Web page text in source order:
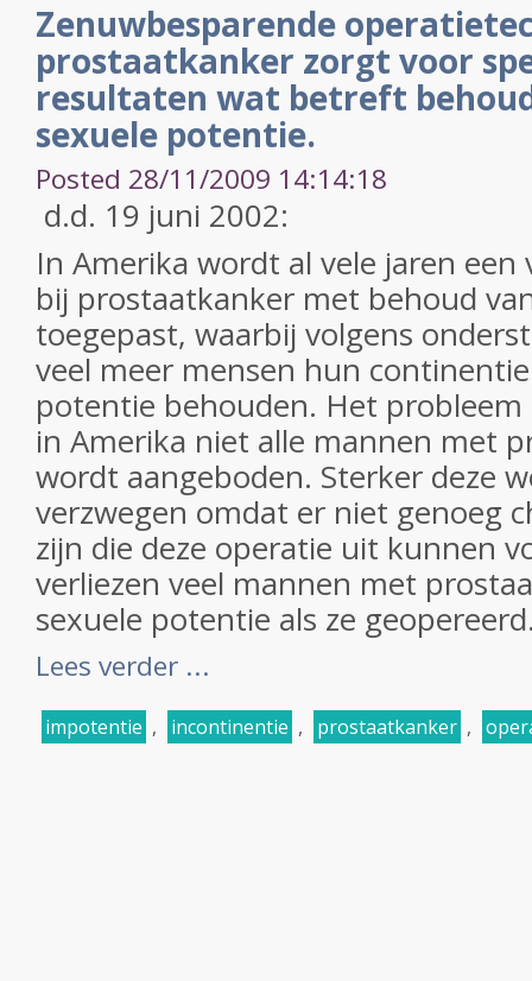
Zenuwbesparende
prostaatkanker zorgt voor
resultaten wat betreft
sexuele potentie.
Posted 28/11/2009 14:14:18
d.d. 19 juni 2002:
In Amerika wordt al vele jaren
bij prostaatkanker met behoud
toegepast, waarbij volgens
veel meer mensen hun
potentie behouden. Het probleem
in Amerika niet alle mannen met
wordt aangeboden. Sterker deze
verzwegen omdat er niet genoeg
zijn die deze operatie uit kunnen
verliezen veel mannen met
sexuele potentie als ze
Lees verder ...
impotentie , incontinentie , prostaatkanker ,